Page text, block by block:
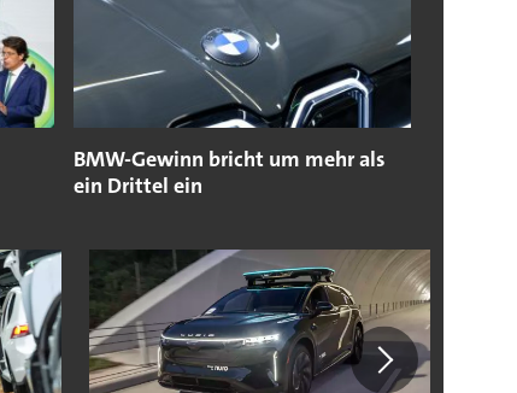
BMW-Gewinn bricht um mehr als
ein Drittel ein